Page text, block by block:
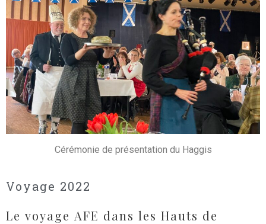
Cérémonie de présentation du Haggis
Voyage 2022
Le voyage AFE dans les Hauts de